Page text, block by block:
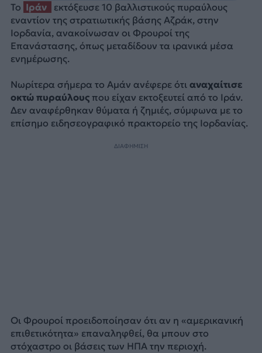
Το Ιράν
εκτόξευσε 10 βαλλιστικούς πυραύλους
εναντίον της στρατιωτικής βάσης Αζράκ, στην
Ιορδανία, ανακοίνωσαν οι Φρουροί της
Επανάστασης, όπως μεταδίδουν τα ιρανικά μέσα
ενημέρωσης.
Νωρίτερα σήμερα το Αμάν ανέφερε ότι αναχαίτισε
οκτώ πυραύλουςπου είχαν εκτοξευτεί από το Ιράν.
Δεν αναφέρθηκαν θύματα ή ζημιές, σύμφωνα με το
επίσημο ειδησεογραφικό πρακτορείο της Ιορδανίας.
ΔΙΑΦΗΜΙΣΗ
Οι Φρουροί προειδοποίησαν ότι αν η «αμερικανική
επιθετικότητα» επαναληφθεί, θα μπουν στο
στόχαστρο οι βάσεις των ΗΠΑ την περιοχή.